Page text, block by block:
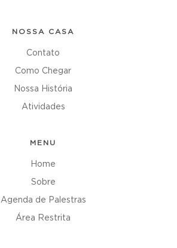
NOSSA CASA
Contato
Como Chegar
Nossa História
Atividades
MENU
Home
Sobre
Agenda de Palestras
Área Restrita